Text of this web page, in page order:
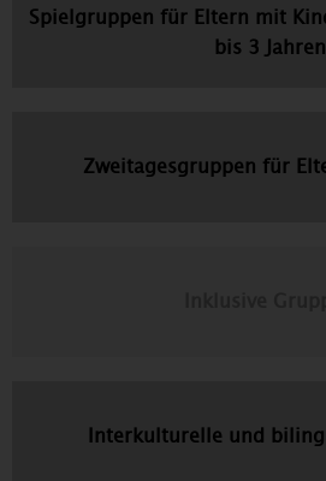
Spielgruppen für Eltern mit
bis 3 Jahren
Zweitagesgruppen für
Interkulturelle und